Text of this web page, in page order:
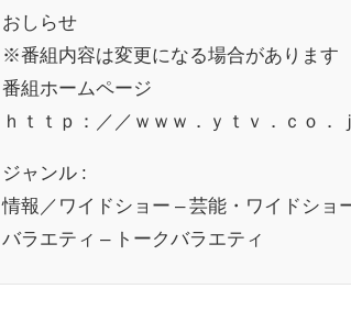
おしらせ
※番組内容は変更になる場合があります
番組ホームページ
ｈｔｔｐ：／／ｗｗｗ．ｙｔｖ．ｃｏ．
ジャンル :
情報／ワイドショー – 芸能・ワイドショ
バラエティ – トークバラエティ